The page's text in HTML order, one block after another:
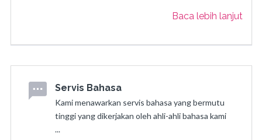
Baca lebih lanjut
Servis Bahasa
Kami menawarkan servis bahasa yang bermutu
tinggi yang dikerjakan oleh ahli-ahli bahasa kami
...